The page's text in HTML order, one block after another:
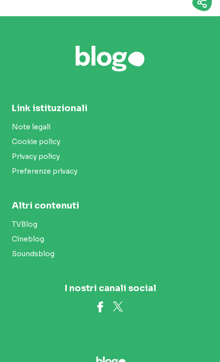
Link istituzionali
Note legali
Cookie policy
Privacy policy
Preferenze privacy
Altri contenuti
TVBlog
Cineblog
Soundsblog
I nostri canali social